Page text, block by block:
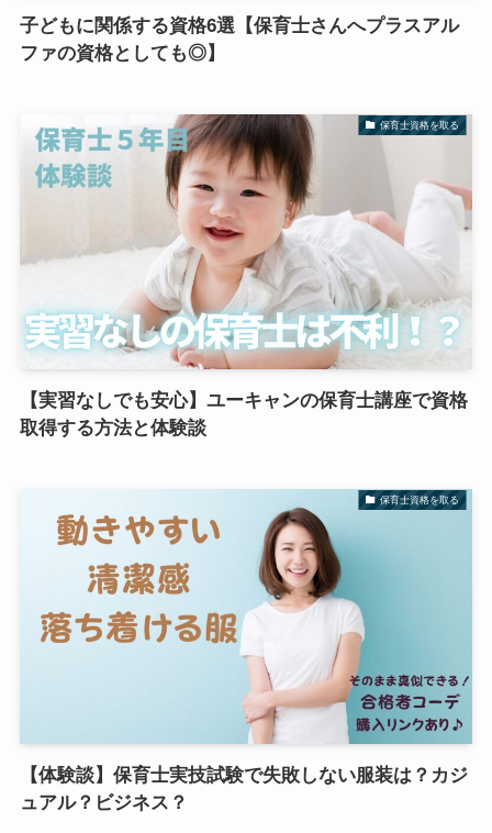
子どもに関係する資格6選【保育士さんへプラスアル
ファの資格としても◎】
保育士資格を取る
【実習なしでも安心】ユーキャンの保育士講座で資格
取得する方法と体験談
保育士資格を取る
【体験談】保育士実技試験で失敗しない服装は？カジ
ュアル？ビジネス？